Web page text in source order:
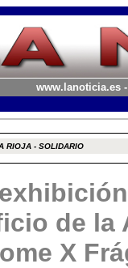
www.lanoticia.es
RIOJA - SOLIDARIO
de la
X